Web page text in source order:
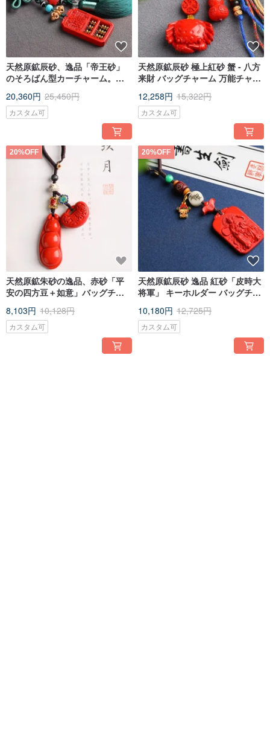
天然原鉱辰砂、逸品「帝王砂」
のそろばん型カーチャーム。辰
20,360円 25,450円
カスタム可
天然原鉱辰砂 極上紅砂 蟹 - 八方
来財 バッグチャーム 万能チャー
12,258円 15,322円
カスタム可
20%OFF
天然原鉱朱砂の逸品、赤砂「平
安の四方豆＋如意」バッグチャ
リジナル作品。
8,103円 10,128円
カスタム可
20%OFF
天然原鉱辰砂 逸品 紅砂「皮時大
将軍」 キーホルダー バッグチャ
10,180円 12,725円
カスタム可